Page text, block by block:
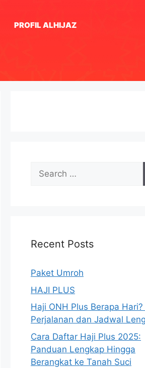
PROFIL ALHIJAZ
Search
for:
Recent Posts
Paket Umroh
HAJI PLUS
Haji ONH Plus Berapa Hari?
Perjalanan dan Jadwal
Cara Daftar Haji Plus 2025:
Panduan Lengkap Hingga
Berangkat ke Tanah Suci